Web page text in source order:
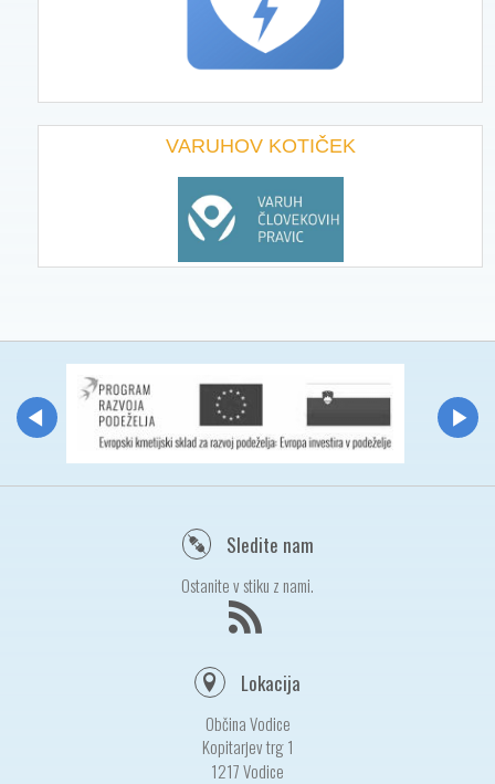
VARUHOV KOTIČEK
Sledite nam
Ostanite v stiku z nami.
Lokacija
Občina Vodice
Kopitarjev trg 1
1217 Vodice